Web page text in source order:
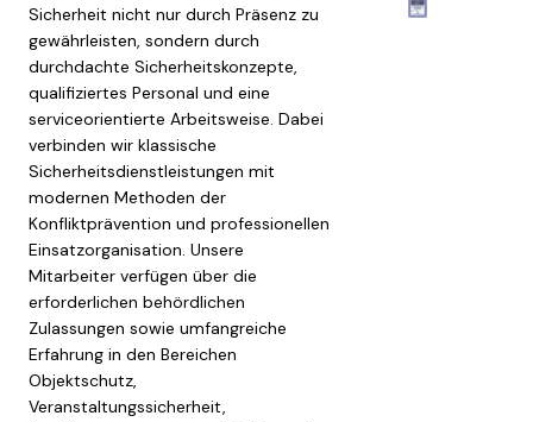
Sicherheit nicht nur durch Präsenz zu
gewährleisten, sondern durch
durchdachte Sicherheitskonzepte,
qualifiziertes Personal und eine
serviceorientierte Arbeitsweise. Dabei
verbinden wir klassische
Sicherheitsdienstleistungen mit
modernen Methoden der
Konfliktprävention und professionellen
Einsatzorganisation. Unsere
Mitarbeiter verfügen über die
erforderlichen behördlichen
Zulassungen sowie umfangreiche
Erfahrung in den Bereichen
Objektschutz,
Veranstaltungssicherheit,